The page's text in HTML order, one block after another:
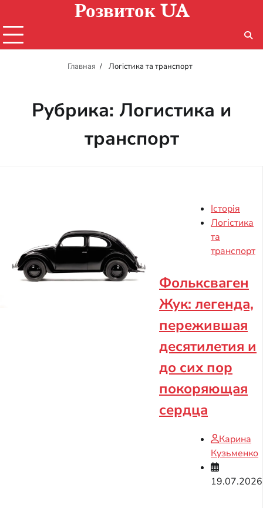
содержимому
Розвиток UA
Главная Логістика та транспорт
Рубрика: Логистика и
транспорт
Історія
Логістика
та
транспорт
Фольксваген
Жук: легенда,
пережившая
десятилетия и
до сих пор
покоряющая
сердца
Карина
Кузьменко
19.07.2026